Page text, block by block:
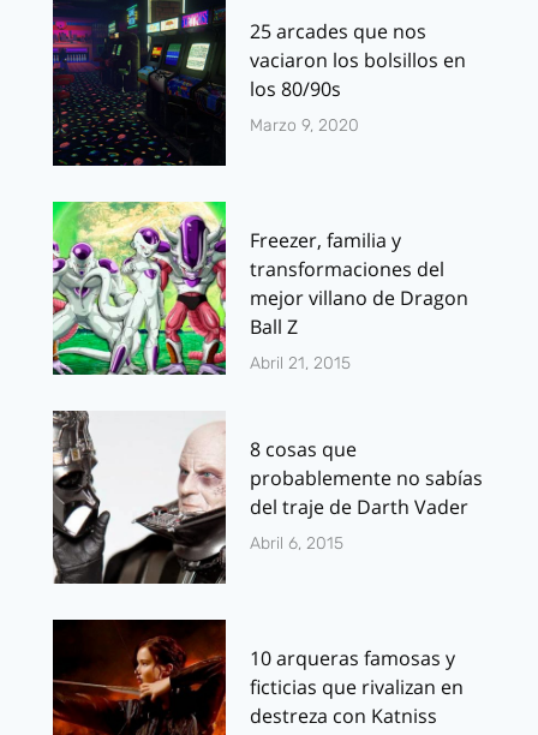
25 arcades que nos
vaciaron los bolsillos en
los 80/90s
Marzo 9, 2020
Freezer, familia y
transformaciones del
mejor villano de Dragon
Ball Z
Abril 21, 2015
8 cosas que
probablemente no sabías
del traje de Darth Vader
Abril 6, 2015
10 arqueras famosas y
ficticias que rivalizan en
destreza con Katniss